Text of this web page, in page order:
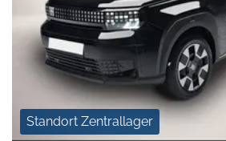
Standort Zentrallager